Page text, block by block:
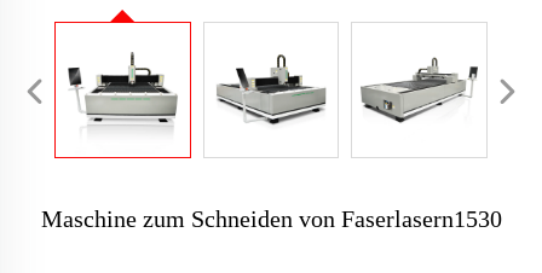
Maschine zum Schneiden von Faserlasern1530